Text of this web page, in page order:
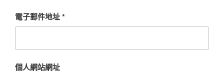
電子郵件地址*
個人網站網址